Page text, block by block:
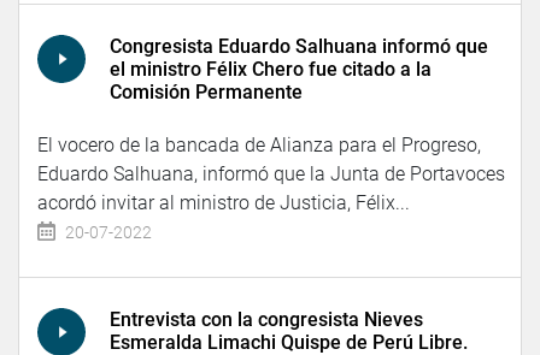
Congresista Eduardo Salhuana informó que
el ministro Félix Chero fue citado a la
Comisión Permanente
El vocero de la bancada de Alianza para el Progreso,
Eduardo Salhuana, informó que la Junta de Portavoces
acordó invitar al ministro de Justicia, Félix...
20-07-2022
Entrevista con la congresista Nieves
Esmeralda Limachi Quispe de Perú Libre.